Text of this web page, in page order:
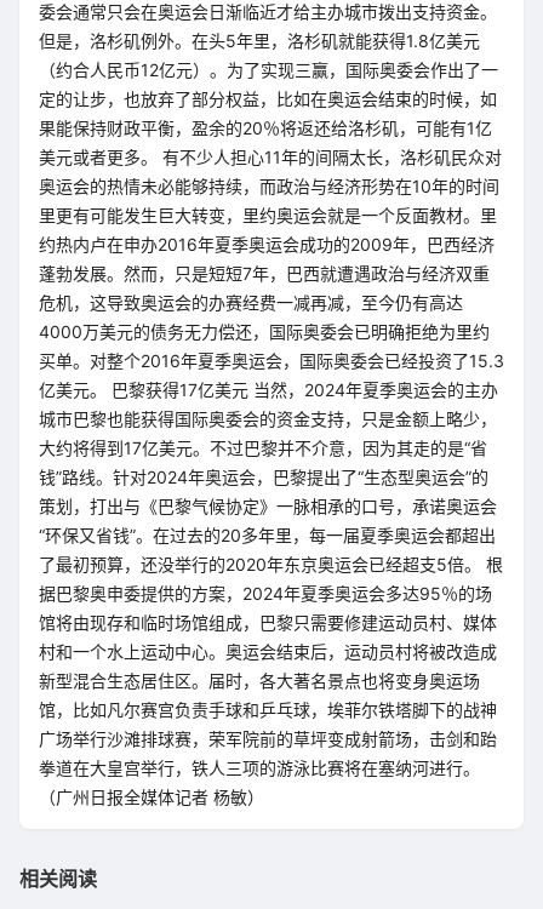
委会通常只会在奥运会日渐临近才给主办城市拨出支持资金。
但是，洛杉矶例外。在头5年里，洛杉矶就能获得1.8亿美元
（约合人民币12亿元）。为了实现三赢，国际奥委会作出了一
定的让步，也放弃了部分权益，比如在奥运会结束的时候，如
果能保持财政平衡，盈余的20％将返还给洛杉矶，可能有1亿
美元或者更多。 有不少人担心11年的间隔太长，洛杉矶民众对
奥运会的热情未必能够持续，而政治与经济形势在10年的时间
里更有可能发生巨大转变，里约奥运会就是一个反面教材。里
约热内卢在申办2016年夏季奥运会成功的2009年，巴西经济
蓬勃发展。然而，只是短短7年，巴西就遭遇政治与经济双重
危机，这导致奥运会的办赛经费一减再减，至今仍有高达
4000万美元的债务无力偿还，国际奥委会已明确拒绝为里约
买单。对整个2016年夏季奥运会，国际奥委会已经投资了15.3
亿美元。 巴黎获得17亿美元 当然，2024年夏季奥运会的主办
城市巴黎也能获得国际奥委会的资金支持，只是金额上略少，
大约将得到17亿美元。不过巴黎并不介意，因为其走的是“省
钱”路线。针对2024年奥运会，巴黎提出了“生态型奥运会”的
策划，打出与《巴黎气候协定》一脉相承的口号，承诺奥运会
“环保又省钱”。在过去的20多年里，每一届夏季奥运会都超出
了最初预算，还没举行的2020年东京奥运会已经超支5倍。 根
据巴黎奥申委提供的方案，2024年夏季奥运会多达95％的场
馆将由现存和临时场馆组成，巴黎只需要修建运动员村、媒体
村和一个水上运动中心。奥运会结束后，运动员村将被改造成
新型混合生态居住区。届时，各大著名景点也将变身奥运场
馆，比如凡尔赛宫负责手球和乒乓球，埃菲尔铁塔脚下的战神
广场举行沙滩排球赛，荣军院前的草坪变成射箭场，击剑和跆
拳道在大皇宫举行，铁人三项的游泳比赛将在塞纳河进行。
（广州日报全媒体记者 杨敏）
相关阅读